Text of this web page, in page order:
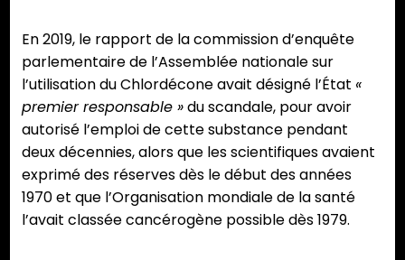
En 2019, le rapport de la commission d’enquête
parlementaire de l’Assemblée nationale sur
l’utilisation du Chlordécone avait désigné l’État «
premier responsable »du scandale, pour avoir
autorisé l’emploi de cette substance pendant
deux décennies, alors que les scientifiques avaient
exprimé des réserves dès le début des années
1970 et que l’Organisation mondiale de la santé
l’avait classée cancérogène possible dès 1979.